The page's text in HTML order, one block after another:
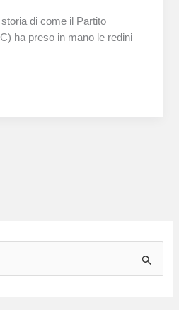
di come il Partito
ha preso in mano le redini